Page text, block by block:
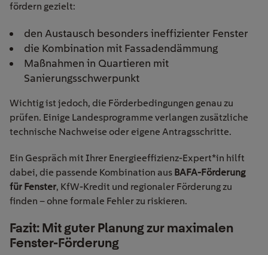
fördern gezielt:
den Austausch besonders ineffizienter Fenster
die Kombination mit Fassadendämmung
Maßnahmen in Quartieren mit
Sanierungsschwerpunkt
Wichtig ist jedoch, die Förderbedingungen genau zu
prüfen. Einige Landesprogramme verlangen zusätzliche
technische Nachweise oder eigene Antragsschritte.
Ein Gespräch mit Ihrer Energieeffizienz-Expert*in hilft
dabei, die passende Kombination aus BAFA-Förderung
für Fenster, KfW-Kredit und regionaler Förderung zu
finden – ohne formale Fehler zu riskieren.
Fazit: Mit guter Planung zur maximalen
Fenster-Förderung